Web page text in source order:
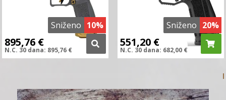
Sniženo 10%
895,76 €
N.C. 30 dana: 895,76 €
Sniženo 20%
551,20 €
N.C. 30 dana: 682,00 €